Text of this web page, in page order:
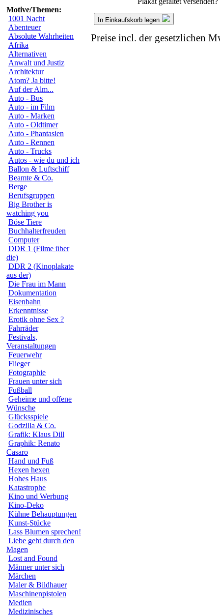
Motive/Themen:
1001 Nacht
Abenteuer
Absolute Wahrheiten
Afrika
Alternativen
Anwalt und Justiz
Architektur
Atom? Ja bitte!
Auf der Alm...
Auto - Bus
Auto - im Film
Auto - Marken
Auto - Oldtimer
Auto - Phantasien
Auto - Rennen
Auto - Trucks
Autos - wie du und ich
Ballon & Luftschiff
Beamte & Co.
Berge
Berufsgruppen
Big Brother is
watching you
Böse Tiere
Buchhalterfreuden
Computer
DDR 1 (Filme über
die)
DDR 2 (Kinoplakate
aus der)
Die Frau im Mann
Dokumentation
Eisenbahn
Erkenntnisse
Erotik ohne Sex ?
Fahrräder
Festivals,
Veranstaltungen
Feuerwehr
Flieger
Fotographie
Frauen unter sich
Fußball
Geheime und offene
Wünsche
Glücksspiele
Godzilla & Co.
Grafik: Klaus Dill
Graphik: Renato
Casaro
Hand und Fuß
Hexen hexen
Hohes Haus
Katastrophe
Kino und Werbung
Kino-Deko
Kühne Behauptungen
Kunst-Stücke
Lass Blumen sprechen!
Liebe geht durch den
Magen
Lost and Found
Männer unter sich
Märchen
Maler & Bildhauer
Maschinenpistolen
Medien
Medizinisches
In Einkaufskorb legen
Preise incl. der gesetzlichen